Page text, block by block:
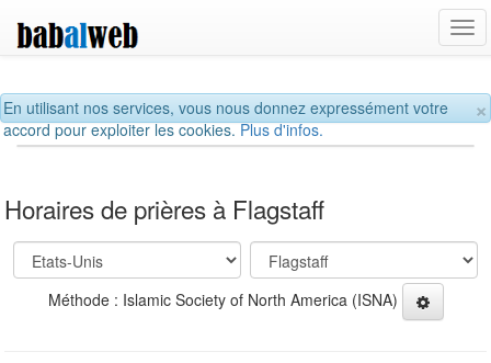
×
En utilisant nos services, vous nous donnez expressément votre
accord pour exploiter les cookies.Plus d'infos.
Horaires de prières à Flagstaff
Méthode : Islamic Society of North America (ISNA)